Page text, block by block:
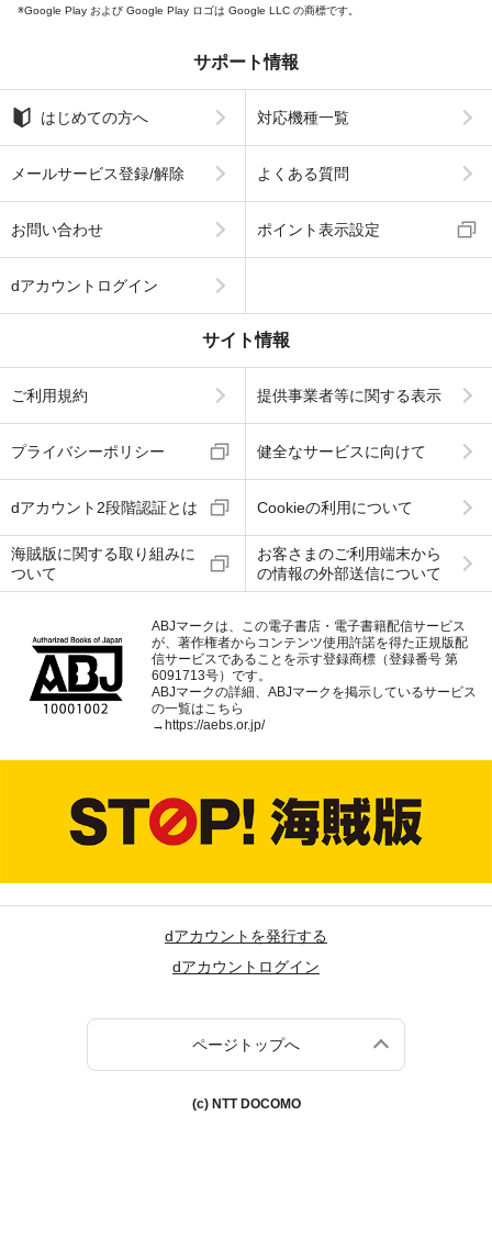
Google Play および Google Play ロゴは Google LLC の商標です。
サポート情報
はじめての方へ 対応機種一覧
メールサービス登録/解除 よくある質問
お問い合わせ ポイント表示設定
dアカウントログイン
サイト情報
ご利用規約 提供事業者等に関する表示
プライバシーポリシー 健全なサービスに向けて
dアカウント2段階認証とは Cookieの利用について
海賊版に関する取り組みに
ついて
お客さまのご利用端末から
の情報の外部送信について
ABJマークは、この電子書店・電子書籍配信サービス
が、著作権者からコンテンツ使用許諾を得た正規版配
信サービスであることを示す登録商標（登録番号 第
6091713号）です。
ABJマークの詳細、ABJマークを掲示しているサービス
の一覧はこちら
→https://aebs.or.jp/
dアカウントを発行する
dアカウントログイン
ページトップへ
(c) NTT DOCOMO